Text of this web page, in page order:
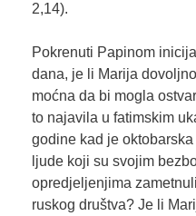
2,14).
Pokrenuti Papinom
dana, je li Marija dovoljno
moćna da bi mogla
to najavila u fatimskim
godine kad je
ljude koji su svojim
opredjeljenjima
ruskog društva? Je li